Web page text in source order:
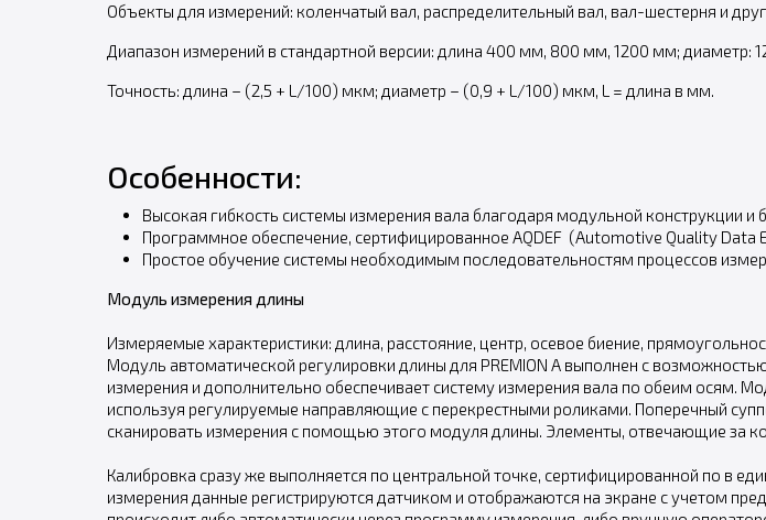
Объекты для измерений: коленчатый вал, распределительный вал, вал-шестерня и
Диапазон измерений в стандартной версии: длина 400 мм, 800 мм, 1200 мм; диаметр:
Точность: длина – (2,5 + L/100) мкм; диаметр – (0,9 + L/100) мкм, L = длина в мм.
Особенности:
Высокая гибкость системы измерения вала благодаря модульной конструкции
Программное обеспечение, сертифицированное AQDEF (Automotive Quality
Простое обучение системы необходимым последовательностям процессов
Модуль измерения длины
Измеряемые характеристики: длина, расстояние, центр, осевое биение,
Модуль автоматической регулировки длины для PREMION А выполнен с
измерения и дополнительно обеспечивает систему измерения вала по обеим осям.
используя регулируемые направляющие с перекрестными роликами. Поперечный
сканировать измерения с помощью этого модуля длины. Элементы, отвечающие за
Калибровка сразу же выполняется по центральной точке, сертифицированной по в
измерения данные регистрируются датчиком и отображаются на экране с учетом